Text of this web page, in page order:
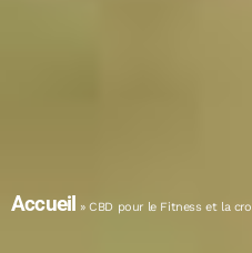
Accueil »CBD pour le Fitness et la